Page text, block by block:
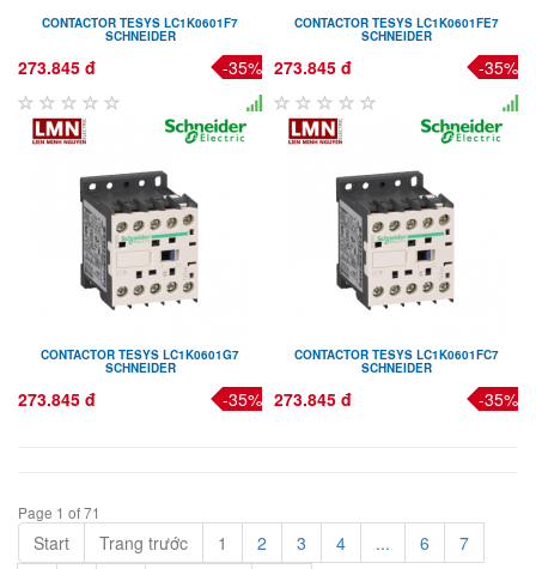
CONTACTOR TESYS LC1K0601F7
SCHNEIDER
273.845 đ -35%
CONTACTOR TESYS LC1K0601FE7
SCHNEIDER
273.845 đ -35%
CONTACTOR TESYS LC1K0601G7
SCHNEIDER
273.845 đ -35%
CONTACTOR TESYS LC1K0601FC7
SCHNEIDER
273.845 đ -35%
Page 1 of 71
Start Trang trước 1 2 3 4 ... 6
7